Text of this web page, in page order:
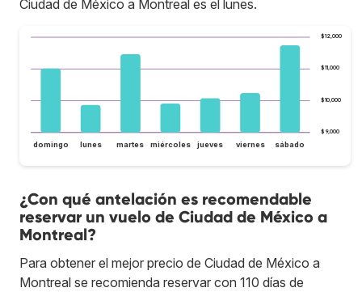
Ciudad de México a Montreal es el lunes.
$9,000
$10,000
$11,000
$12,000
domingo lunes martes miércoles jueves viernes sábado
¿Con qué antelación es recomendable
reservar un vuelo de Ciudad de México a
Montreal?
Para obtener el mejor precio de Ciudad de México a
Montreal se recomienda reservar con 110 días de